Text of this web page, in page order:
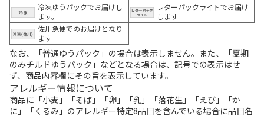
冷凍ゆうパックでお届けし
ます。
レターパックライトでお届け
します
佐川急便でのお届けとなり
ます
なお、「普通ゆうパック」の場合は表示しません。また、「夏期
のみチルドゆうパック」などとなる場合は、記号での表示はせ
ず、商品内容欄にその旨を表示しています。
アレルギー情報について
商品に「小麦」「そば」「卵」「乳」「落花生」「えび」「か
に」「くるみ」のアレルギー特定8品目を含んでいる場合に品目名